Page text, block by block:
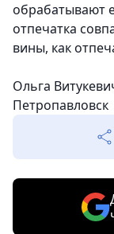
обрабатывают
отпечатка
вины, как
Ольга
Петропавловск